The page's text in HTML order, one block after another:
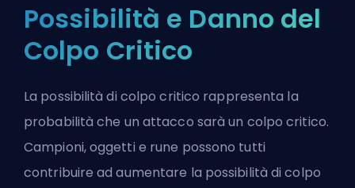
Possibilità e Danno del
Colpo Critico
La possibilità di colpo critico rappresenta la
probabilità che un attacco sarà un colpo critico.
Campioni, oggetti e rune possono tutti
contribuire ad aumentare la possibilità di colpo